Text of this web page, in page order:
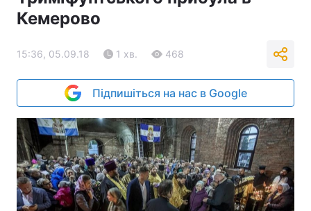
Кемерово
15:36, 05.09.18 1 хв. 468
Підпишіться на нас в Google